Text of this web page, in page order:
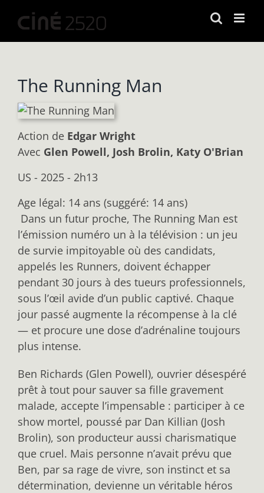
contenu
The Running Man
Action de Edgar Wright
Avec Glen Powell, Josh Brolin, Katy O'Brian
US - 2025 - 2h13
Age légal: 14 ans (suggéré: 14 ans)
Dans un futur proche, The Running Man est
l’émission numéro un à la télévision : un jeu
de survie impitoyable où des candidats,
appelés les Runners, doivent échapper
pendant 30 jours à des tueurs professionnels,
sous l’œil avide d’un public captivé. Chaque
jour passé augmente la récompense à la clé
— et procure une dose d’adrénaline toujours
plus intense.
Ben Richards (Glen Powell), ouvrier désespéré
prêt à tout pour sauver sa fille gravement
malade, accepte l’impensable : participer à ce
show mortel, poussé par Dan Killian (Josh
Brolin), son producteur aussi charismatique
que cruel. Mais personne n’avait prévu que
Ben, par sa rage de vivre, son instinct et sa
détermination, devienne un véritable héros